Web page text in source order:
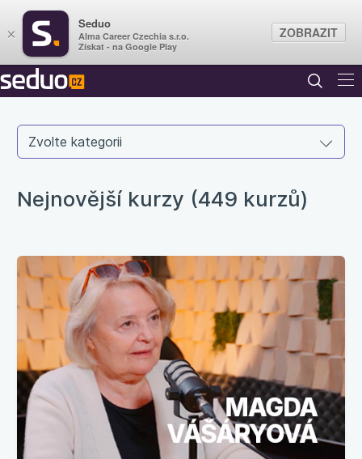
Zvolte kategorii
Nejnovější kurzy (449 kurzů)
×
Seduo
Alma Career Czechia s.r.o.
Získat - na Google Play
ZOBRAZIT